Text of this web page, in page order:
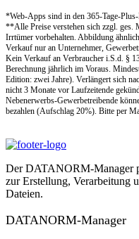
*Web-Apps sind in den 365-Tage-Plus-
**Alle Preise verstehen sich zzgl.
Irrtümer vorbehalten. Abbildung ähnlich.
Verkauf nur an Unternehmer,
Kein Verkauf an Verbraucher i.S.d. §
Berechnung jährlich im Voraus.
Edition: zwei Jahre). Verlängert sich
nicht 3 Monate vor Laufzeitende
Nebenerwerbs-Gewerbetreibende
bezahlen (Aufschlag 20%). Bitte per
Der DATANORM-Manager
zur Erstellung,
Dateien.
DATANORM-Manager